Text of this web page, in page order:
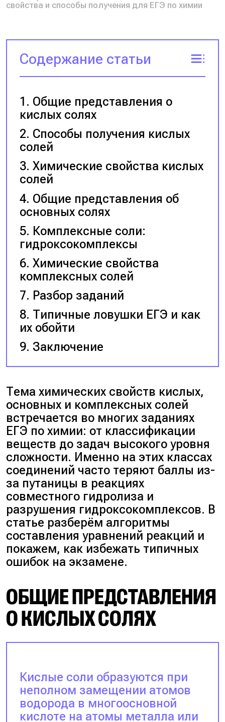
свойства и способы получения для ЕГЭ по химии
Содержание статьи
Общие представления о
кислых солях
Способы получения кислых
солей
Химические свойства кислых
солей
Общие представления об
основных солях
Комплексные соли:
гидроксокомплексы
Химические свойства
комплексных солей
Разбор заданий
Типичные ловушки ЕГЭ и как
их обойти
Заключение
Тема химических свойств кислых,
основных и комплексных солей
встречается во многих заданиях
ЕГЭ по химии: от классификации
веществ до задач высокого уровня
сложности. Именно на этих классах
соединений часто теряют баллы из-
за путаницы в реакциях
совместного гидролиза и
разрушения гидроксокомплексов. В
статье разберём алгоритмы
составления уравнений реакций и
покажем, как избежать типичных
ошибок на экзамене.
ОБЩИЕ ПРЕДСТАВЛЕНИЯ
О КИСЛЫХ СОЛЯХ
Кислые соли образуются при
неполном замещении атомов
водорода в многоосновной
кислоте на атомы металла или